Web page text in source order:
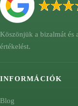
Köszönjük a bizalmát és
értékelést.
INFORMÁCIÓK
Blog